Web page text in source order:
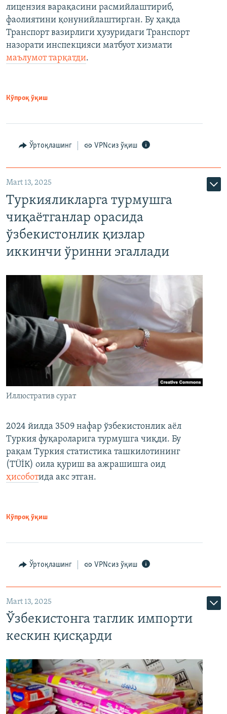
лицензия варақасини расмийлаштириб,
фаолиятини қонунийлаштирган. Бу ҳақда
Транспорт вазирлиги ҳузуридаги Транспорт
назорати инспекцияси матбуот хизмати
маълумот тарқатди.
Кўпроқ ўқиш
Ўртоқлашинг VPNсиз ўқиш
Mart 13, 2025
Туркияликларга турмушга
чиқаётганлар орасида
ўзбекистонлик қизлар
иккинчи ўринни эгаллади
Иллюстратив сурат
2024 йилда 3509 нафар ўзбекистонлик аёл
Туркия фуқароларига турмушга чиқди. Бу
рақам Туркия статистика ташкилотининг
(ТÜİК) оила қуриш ва ажрашишга оид
ҳисоботида акс этган.
Кўпроқ ўқиш
Ўртоқлашинг VPNсиз ўқиш
Mart 13, 2025
Ўзбекистонга таглик импорти
кескин қисқарди